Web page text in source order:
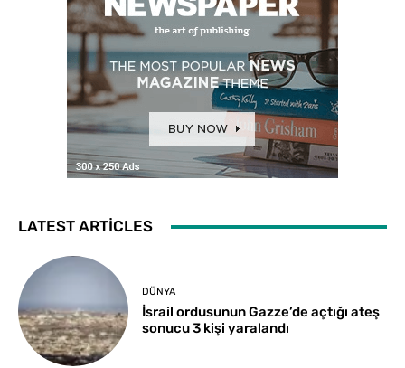
LATEST ARTICLES
DÜNYA
İsrail ordusunun Gazze’de açtığı ateş
sonucu 3 kişi yaralandı